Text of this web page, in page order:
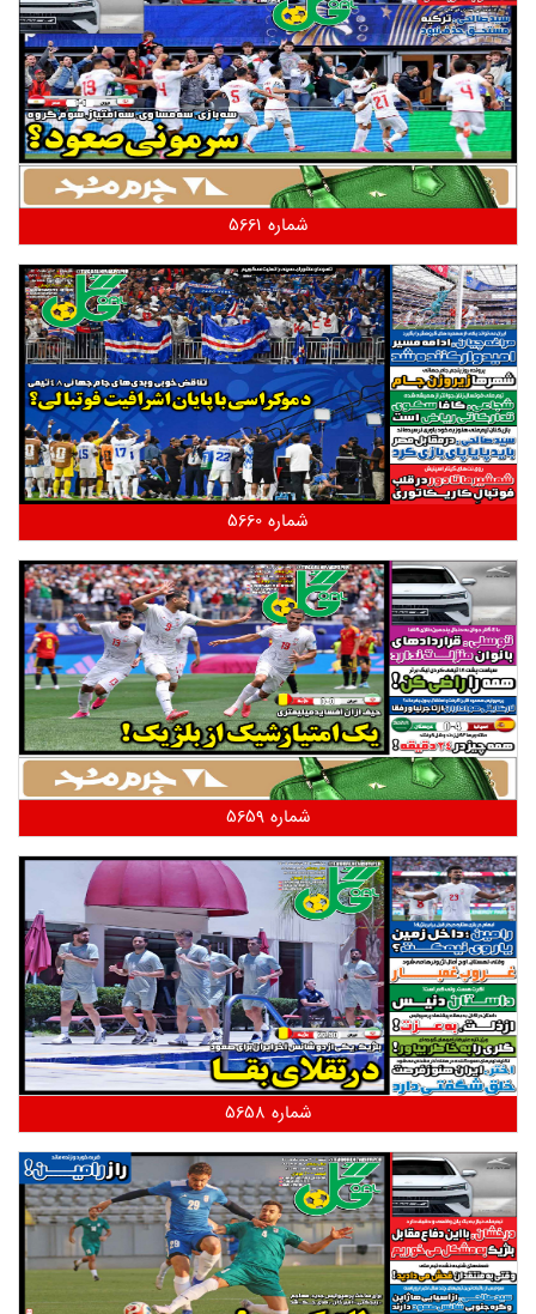
شماره 5661
شماره 5660
شماره 5659
شماره 5658